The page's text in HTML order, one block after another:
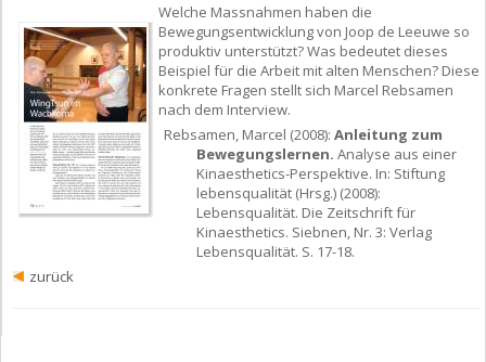
Welche Massnahmen haben die
Bewegungsentwicklung von Joop de Leeuwe so
produktiv unterstützt? Was bedeutet dieses
Beispiel für die Arbeit mit alten Menschen? Diese
konkrete Fragen stellt sich Marcel Rebsamen
nach dem Interview.
Rebsamen, Marcel (2008): Anleitung zum
Bewegungslernen. Analyse aus einer
Kinaesthetics-Perspektive. In: Stiftung
lebensqualität (Hrsg.) (2008):
Lebensqualität. Die Zeitschrift für
Kinaesthetics. Siebnen, Nr. 3: Verlag
Lebensqualität. S. 17-18.
zurück